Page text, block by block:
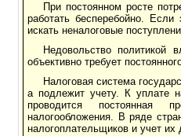
При постоянном росте
работать бесперебойно. Если
искать неналоговые
Недовольство политикой
объективно требует
Налоговая система
а подлежит учету. К уплате
проводится постоянная
налогообложения. В ряде
налогоплательщиков и учет